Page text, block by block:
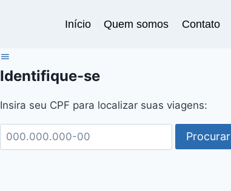
Conteúdo
Início Quem somos Contato
Identifique-se
Insira seu CPF para localizar suas viagens:
Procurar